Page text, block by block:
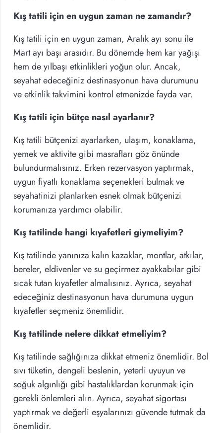
Kış tatili için en uygun zaman ne zamandır?
Kış tatili için en uygun zaman, Aralık ayı sonu ile
Mart ayı başı arasıdır. Bu dönemde hem kar yağışı
hem de yılbaşı etkinlikleri yoğun olur. Ancak,
seyahat edeceğiniz destinasyonun hava durumunu
ve etkinlik takvimini kontrol etmenizde fayda var.
Kış tatili için bütçe nasıl ayarlanır?
Kış tatili bütçenizi ayarlarken, ulaşım, konaklama,
yemek ve aktivite gibi masrafları göz önünde
bulundurmalısınız. Erken rezervasyon yaptırmak,
uygun fiyatlı konaklama seçenekleri bulmak ve
seyahatinizi planlarken esnek olmak bütçenizi
korumanıza yardımcı olabilir.
Kış tatilinde hangi kıyafetleri giymeliyim?
Kış tatilinde yanınıza kalın kazaklar, montlar, atkılar,
bereler, eldivenler ve su geçirmez ayakkabılar gibi
sıcak tutan kıyafetler almalısınız. Ayrıca, seyahat
edeceğiniz destinasyonun hava durumuna uygun
kıyafetler seçmeniz önemlidir.
Kış tatilinde nelere dikkat etmeliyim?
Kış tatilinde sağlığınıza dikkat etmeniz önemlidir. Bol
sıvı tüketin, dengeli beslenin, yeterli uyuyun ve
soğuk algınlığı gibi hastalıklardan korunmak için
gerekli önlemleri alın. Ayrıca, seyahat sigortası
yaptırmak ve değerli eşyalarınızı güvende tutmak da
önemlidir.